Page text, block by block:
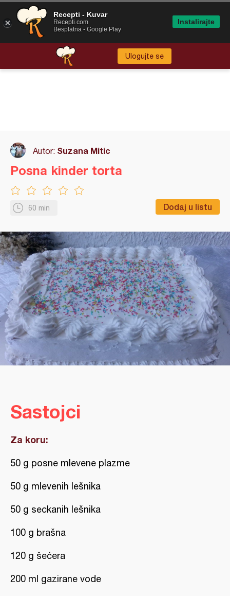
Ulogujte se
Autor: Suzana Mitic
60 min Dodaj u listu
Posna kinder torta
Sastojci
Za koru:
50 g posne mlevene plazme
50 g mlevenih lešnika
50 g seckanih lešnika
100 g brašna
120 g šećera
200 ml gazirane vode
Recepti - Kuvar
Recepti.com
Besplatna - Google Play
Instalirajte